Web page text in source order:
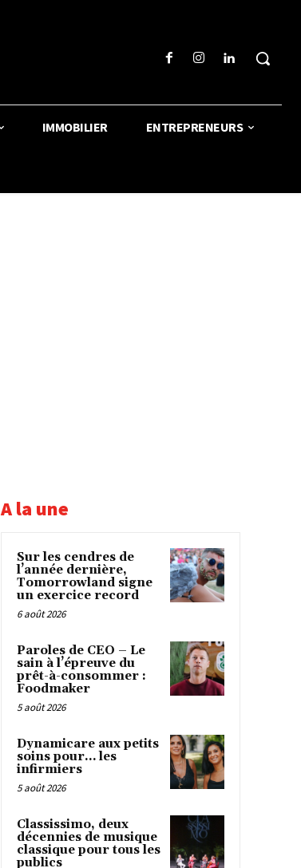
IMMOBILIER ENTREPRENEURS
A la une
Sur les cendres de
l’année dernière,
Tomorrowland signe
un exercice record
6 août 2026
Paroles de CEO – Le
sain à l’épreuve du
prêt-à-consommer :
Foodmaker
5 août 2026
Dynamicare aux petits
soins pour… les
infirmiers
5 août 2026
Classissimo, deux
décennies de musique
classique pour tous les
publics